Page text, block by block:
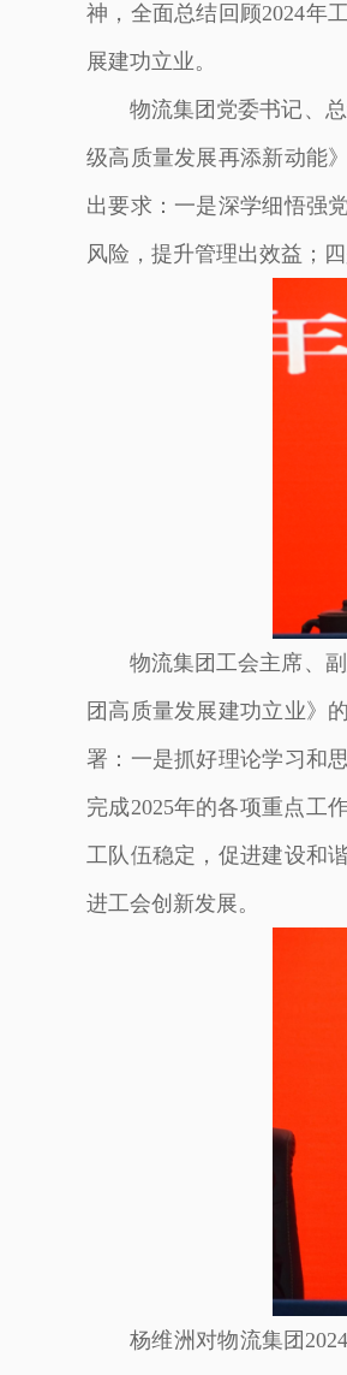
神，全面总结回顾2024年
展建功立业。
物流集团党委书记、
级高质量发展再添新动能
出要求：一是深学细悟强
风险，提升管理出效益；
物流集团工会主席、
团高质量发展建功立业》
署：一是抓好理论学习和
完成2025年的各项重点工
工队伍稳定，促进建设和
进工会创新发展。
杨维洲对物流集团